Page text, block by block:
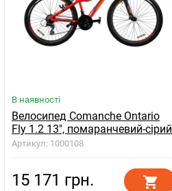
В наявності
Велосипед Comanche Ontario
Fly 1.2 13", помаранчевий-сірий
Артикул: 1000108
15 171 грн.